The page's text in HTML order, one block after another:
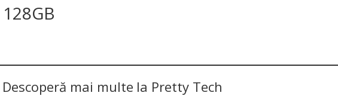
Descoperă mai multe la Pretty Tech